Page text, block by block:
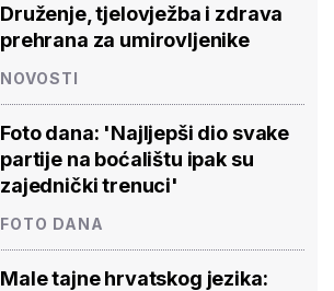
Druženje, tjelovježba i zdrava
prehrana za umirovljenike
NOVOSTI
Foto dana: 'Najljepši dio svake
partije na boćalištu ipak su
zajednički trenuci'
FOTO DANA
Male tajne hrvatskog jezika: